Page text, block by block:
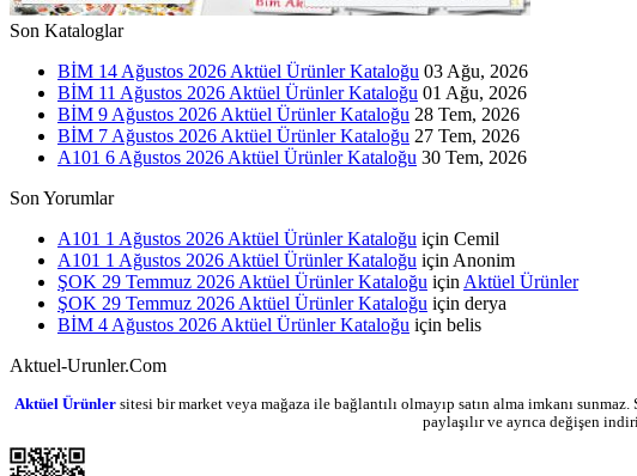
Son Kataloglar
BİM 14 Ağustos 2026 Aktüel Ürünler Kataloğu 03 Ağu, 2026
BİM 11 Ağustos 2026 Aktüel Ürünler Kataloğu 01 Ağu, 2026
BİM 9 Ağustos 2026 Aktüel Ürünler Kataloğu 28 Tem, 2026
BİM 7 Ağustos 2026 Aktüel Ürünler Kataloğu 27 Tem, 2026
A101 6 Ağustos 2026 Aktüel Ürünler Kataloğu 30 Tem, 2026
Son Yorumlar
A101 1 Ağustos 2026 Aktüel Ürünler Kataloğu için Cemil
A101 1 Ağustos 2026 Aktüel Ürünler Kataloğu için Anonim
ŞOK 29 Temmuz 2026 Aktüel Ürünler Kataloğu için Aktüel Ürünler
ŞOK 29 Temmuz 2026 Aktüel Ürünler Kataloğu için derya
BİM 4 Ağustos 2026 Aktüel Ürünler Kataloğu için belis
Aktuel-Urunler.Com
Aktüel Ürünler sitesi bir market veya mağaza ile bağlantılı olmayıp satın alma imkanı
paylaşılır ve ayrıca değişen